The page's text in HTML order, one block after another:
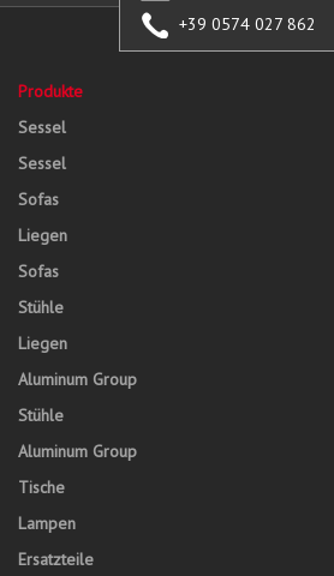
+39 0574 027 862
Produkte
Sessel
Sessel
Sofas
Liegen
Sofas
Stühle
Liegen
Aluminum Group
Stühle
Aluminum Group
Tische
Lampen
Ersatzteile